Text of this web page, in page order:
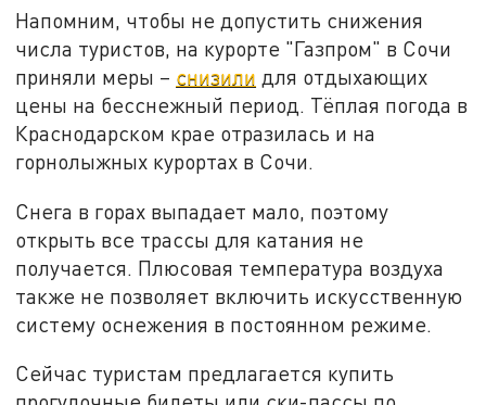
Напомним, чтобы не допустить снижения
числа туристов, на курорте "Газпром" в Сочи
приняли меры – снизили для отдыхающих
цены на бесснежный период. Тёплая погода в
Краснодарском крае отразилась и на
горнолыжных курортах в Сочи.
Снега в горах выпадает мало, поэтому
открыть все трассы для катания не
получается. Плюсовая температура воздуха
также не позволяет включить искусственную
систему оснежения в постоянном режиме.
Сейчас туристам предлагается купить